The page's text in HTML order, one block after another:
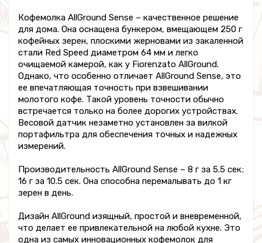
Кофемолка AllGround Sense – качественное решение
для дома. Она оснащена бункером, вмещающем 250 г
кофейных зерен, плоскими жерновами из закаленной
стали Red Speed диаметром 64 мм и легко
очищаемой камерой, как у Fiorenzato AllGround.
Однако, что особенно отличает AllGround Sense, это
ее впечатляющая точность при взвешивании
молотого кофе. Такой уровень точности обычно
встречается только на более дорогих устройствах.
Весовой датчик незаметно установлен за вилкой
портафильтра для обеспечения точных и надежных
измерений.
Производительность AllGround Sense – 8 г за 5.5 сек;
16 г за 10.5 сек. Она способна перемалывать до 1 кг
зерен в день.
Дизайн AllGround изящный, простой и вневременной,
что делает ее привлекательной на любой кухне. Это
одна из самых инновационных кофемолок для